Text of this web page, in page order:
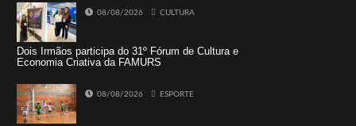
08/08/2026 CULTURA
Dois Irmãos participa do 31º Fórum de Cultura e
Economia Criativa da FAMURS
08/08/2026 ESPORTE